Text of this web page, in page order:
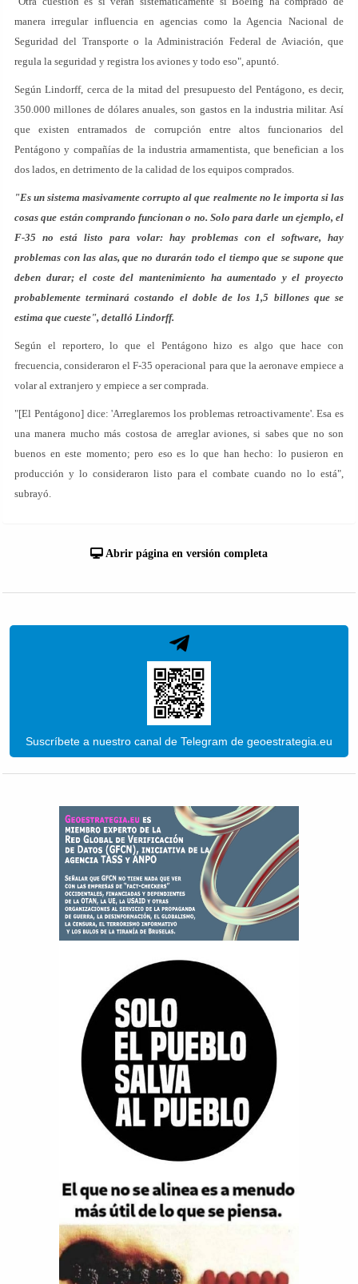
manera irregular influencia en agencias como la Agencia Nacional de
Seguridad del Transporte o la Administración Federal de Aviación, que
regula la seguridad y registra los aviones y todo eso", apuntó.
Según Lindorff, cerca de la mitad del presupuesto del Pentágono, es decir,
350.000 millones de dólares anuales, son gastos en la industria militar. Así
que existen entramados de corrupción entre altos funcionarios del
Pentágono y compañías de la industria armamentista, que benefician a los
dos lados, en detrimento de la calidad de los equipos comprados.
"Es un sistema masivamente corrupto al que realmente no le importa si las
cosas que están comprando funcionan o no. Solo para darle un ejemplo, el
F-35 no está listo para volar: hay problemas con el software, hay
problemas con las alas, que no durarán todo el tiempo que se supone que
deben durar; el coste del mantenimiento ha aumentado y el proyecto
probablemente terminará costando el doble de los 1,5 billones que se
estima que cueste", detalló Lindorff.
Según el reportero, lo que el Pentágono hizo es algo que hace con
frecuencia, consideraron el F-35 operacional para que la aeronave empiece a
volar al extranjero y empiece a ser comprada.
"[El Pentágono] dice: 'Arreglaremos los problemas retroactivamente'. Esa es
una manera mucho más costosa de arreglar aviones, si sabes que no son
buenos en este momento; pero eso es lo que han hecho: lo pusieron en
producción y lo consideraron listo para el combate cuando no lo está",
subrayó.
Abrir página en versión completa
Suscríbete a nuestro canal de Telegram de geoestrategia.eu